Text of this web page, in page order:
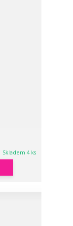
Skladem 4 ks